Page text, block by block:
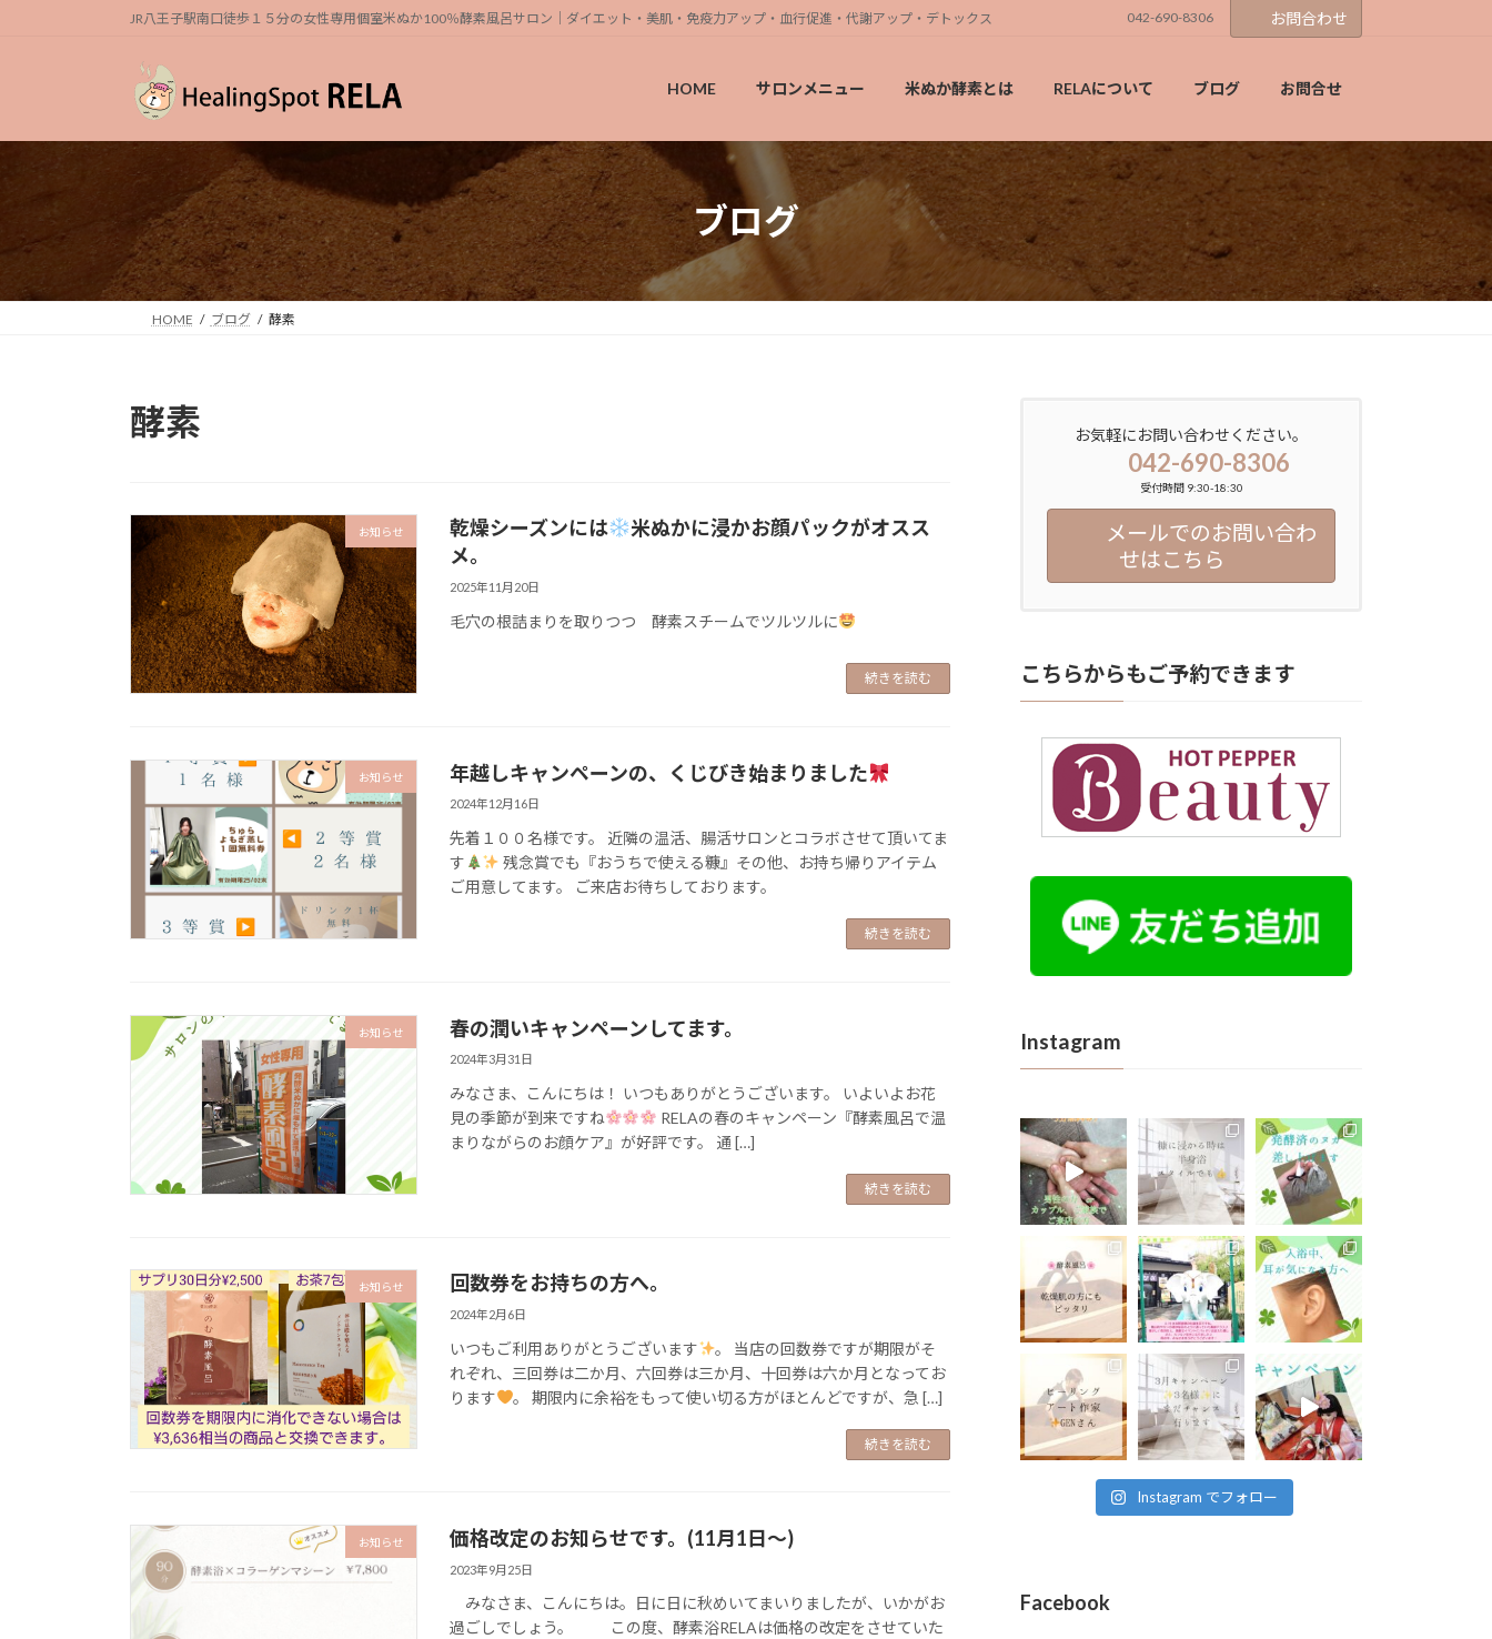
へ
ョ
JR八王子駅南口徒歩１５分の女性専用個室米ぬか100％酵素風呂サロン｜ダイエット・美肌・免疫力アップ・血行促進・代謝アップ・デトックス 042-690-8306 お問合わせ
HOME サロンメニュー 米ぬか酵素とは RELAについて ブログ お問合せ
ブログ
HOME ブログ 酵素
酵素
お知らせ 乾燥シーズンには
米ぬかに浸かお顔パックがオスス
メ。
2025年11月20日
毛穴の根詰まりを取りつつ 酵素スチームでツルツルに
続きを読む
お知らせ 年越しキャンペーンの、くじびき始まりました
2024年12月16日
先着１００名様です。 近隣の温活、腸活サロンとコラボさせて頂いてま
す
残念賞でも『おうちで使える糠』その他、お持ち帰りアイテム
ご用意してます。 ご来店お待ちしております。
続きを読む
お知らせ 春の潤いキャンペーンしてます。
2024年3月31日
みなさま、こんにちは！ いつもありがとうございます。 いよいよお花
見の季節が到来ですね
RELAの春のキャンペーン『酵素風呂で温
まりながらのお顔ケア』が好評です。 通 […]
続きを読む
お知らせ 回数券をお持ちの方へ。
2024年2月6日
いつもご利用ありがとうございます
。 当店の回数券ですが期限がそ
れぞれ、三回券は二か月、六回券は三か月、十回券は六か月となってお
ります
。 期限内に余裕をもって使い切る方がほとんどですが、急 […]
続きを読む
お知らせ 価格改定のお知らせです。(11月1日～)
2023年9月25日
みなさま、こんにちは。日に日に秋めいてまいりましたが、いかがお
過ごしでしょう。 この度、酵素浴RELAは価格の改定をさせていた
お気軽にお問い合わせください。
042-690-8306
受付時間 9:30-18:30
メールでのお問い合わ
せはこちら
こちらからもご予約できます
Instagram
Instagram でフォロー
Facebook